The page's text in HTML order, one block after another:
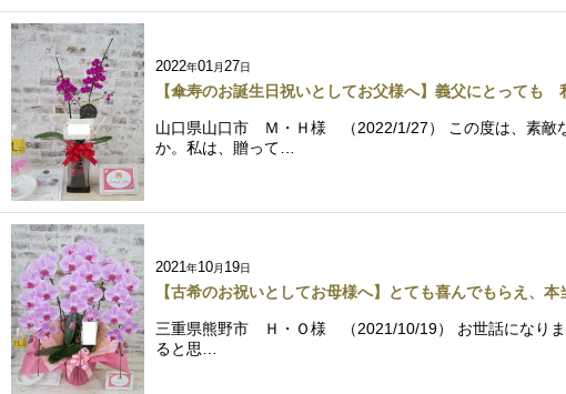
2022年01 月 27日
【傘寿のお誕生日祝いとしてお父様へ】義父にとって
山口県山口市 Ｍ・Ｈ様 （2022/1/27） この度は、素敵
か。私は、贈って…
2021年10月 19日
【古希のお祝いとしてお母様へ】とても喜んでもらえ、
三重県熊野市 Ｈ・Ｏ様 （2021/10/19） お世話になりま
ると思…